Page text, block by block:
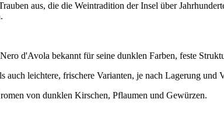
aus, die die Weintradition der Insel über
d'Avola bekannt für seine dunklen Farben, feste
auch leichtere, frischere Varianten, je nach Lagerung und
von dunklen Kirschen, Pflaumen und Gewürzen.